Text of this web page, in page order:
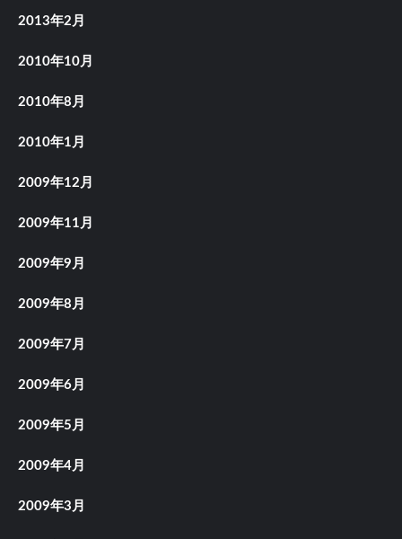
2013年2月
2010年10月
2010年8月
2010年1月
2009年12月
2009年11月
2009年9月
2009年8月
2009年7月
2009年6月
2009年5月
2009年4月
2009年3月